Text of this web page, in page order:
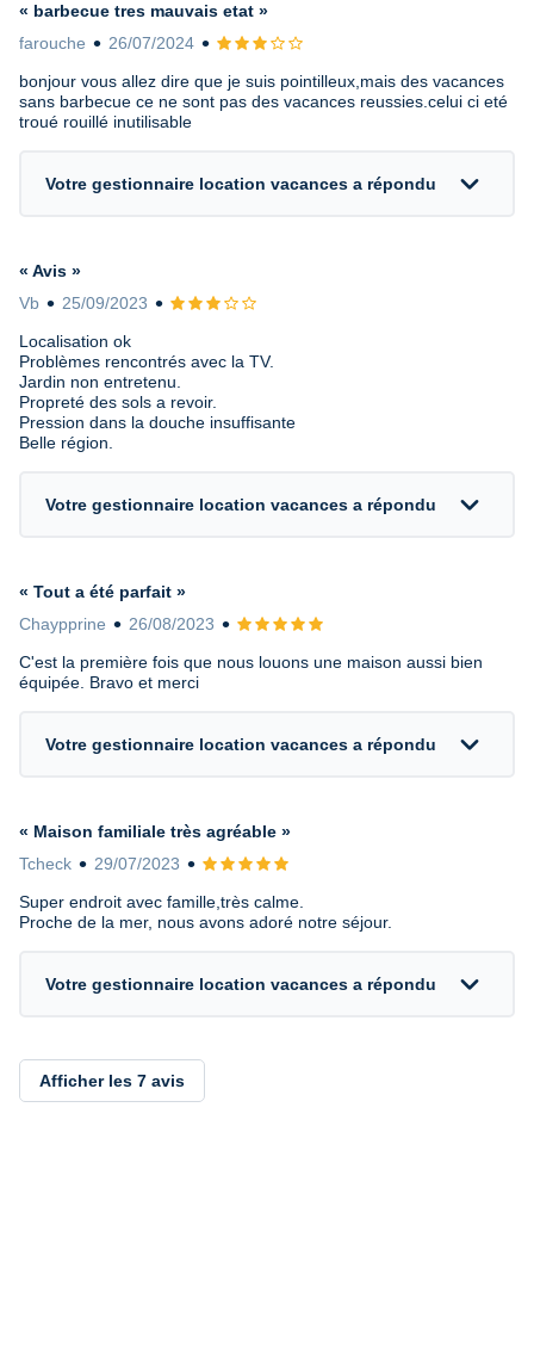
« barbecue tres mauvais etat »
farouche
26/07/2024
Avis 3 sur 5
bonjour vous allez dire que je suis pointilleux,mais des vacances
sans barbecue ce ne sont pas des vacances reussies.celui ci eté
troué rouillé inutilisable
Votre gestionnaire location vacances a répondu expand_more
« Avis »
Vb
25/09/2023
Avis 3 sur 5
Localisation ok
Problèmes rencontrés avec la TV.
Jardin non entretenu.
Propreté des sols a revoir.
Pression dans la douche insuffisante
Belle région.
Votre gestionnaire location vacances a répondu expand_more
« Tout a été parfait »
Chaypprine
26/08/2023
Avis 5 sur 5
C'est la première fois que nous louons une maison aussi bien
équipée. Bravo et merci
Votre gestionnaire location vacances a répondu expand_more
« Maison familiale très agréable »
Tcheck
29/07/2023
Avis 5 sur 5
Super endroit avec famille,très calme.
Proche de la mer, nous avons adoré notre séjour.
Votre gestionnaire location vacances a répondu expand_more
Afficher les 7 avis